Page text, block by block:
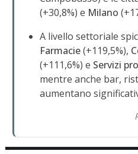
(+30,8%) e Milano
A livello settoriale
Farmacie(+119,5%),
(+111,6%) e Servizi
mentre anche bar,
aumentano